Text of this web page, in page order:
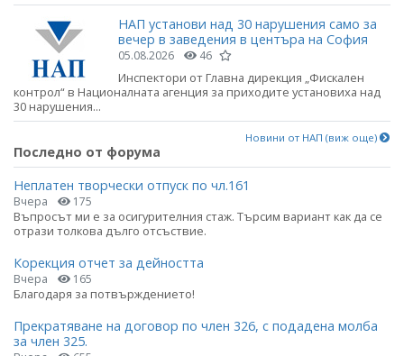
НАП установи над 30 нарушения само за
вечер в заведения в центъра на София
05.08.2026 46
Инспектори от Главна дирекция „Фискален
контрол“ в Националната агенция за приходите установиха над
30 нарушения...
Новини от НАП (виж още)
Последно от форума
Неплатен творчески отпуск по чл.161
Вчера 175
Въпросът ми е за осигурителния стаж. Търсим вариант как да се
отрази толкова дълго отсъствие.
Корекция отчет за дейността
Вчера 165
Благодаря за потвърждението!
Прекратяване на договор по член 326, с подадена молба
за член 325.